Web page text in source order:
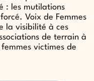
: les mutilations
Voix de Femmes
la visibilité à ces
de terrain à
victimes de